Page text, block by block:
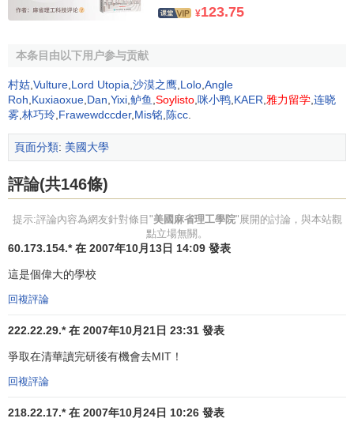
內。麻省理工施瓦茨曼電腦學院是一個大學範圍的實體，將
與麻省理工學院現有的五所學院合作，創辦25個“
程與電腦科學系（EECS），電腦科學與人工智慧實驗室
（CSAIL），數據、系統與社會 研究所（IDSS）以及the MIT
Quest for Intelligence將全部成為該大學的一部分，其他單位
也可能加入該大學。EECS（特別是該部門的電氣工程部
分）會繼續與工程學院建立牢固的關係。將迅速建立一系列
教師委員會，以確定EECS，工程學院和新電腦大學之間的
關係以及未來學位
麻省理工學院現狀
會科學以及管理學等方面的實力，致力於對學生進行科學和
技術知識的教育，通過優秀的教育、研究和公共服務，來為
“識時務者為俊傑”的辦學理念以及理工與人文融通，博學與專
精兼取，教學與實驗並重的辦學方針來實現的。
MIT是一個令人激動的地方。學生之所以報考，是因為它
除了擁有最好的自然科學分院、工程分院和管理分院外，還
¥123.75
本条目由以下用户参与贡献
村姑 Vulture Lord Utopia 沙漠之鹰 Lolo Angle
Roh Kuxiaoxue Dan Yixi 鲈鱼 Soylisto 咪小鸭 KAER 雅力留学 连晓
雾 林巧玲 Frawewdccder, Mis铭 陈cc
頁面分類: 美國大學
評論(共146條)
提示:評論內容為網友針對條目"美國麻省理工學院"展開的討論，與本站觀
點立場無關。
60.173.154.* 在 2007年10月13日 14:09 發表
這是個偉大的學校
回複評論
222.22.29.* 在 2007年10月21日 23:31 發表
爭取在清華讀完研後有機會去MIT！
回複評論
218.22.17.* 在 2007年10月24日 10:26 發表